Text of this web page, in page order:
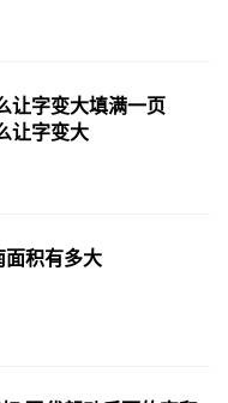
让字变大填满一页
让字变大
面积有多大